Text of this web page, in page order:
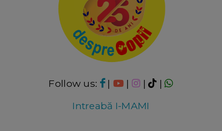
Follow us: | | |
|
Intreabă I-MAMI